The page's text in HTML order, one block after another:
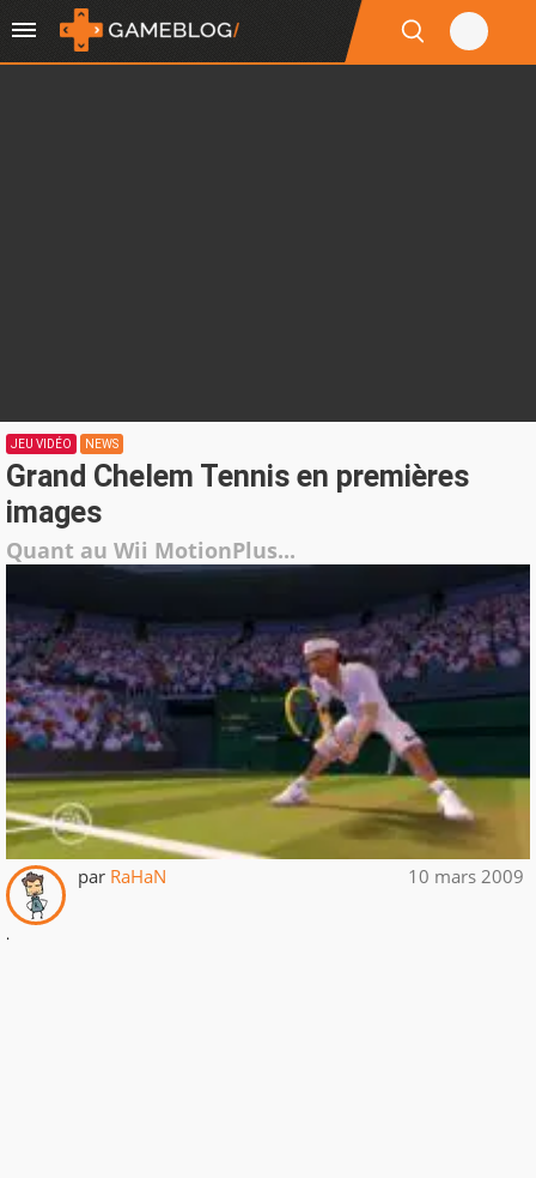
JEU VIDÉO NEWS
Grand Chelem Tennis en premières
images
Quant au Wii MotionPlus...
par RaHaN 10 mars 2009
.